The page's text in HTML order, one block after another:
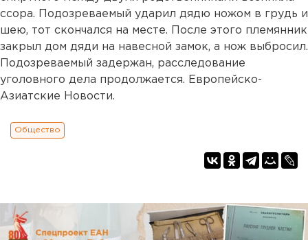
ссора. Подозреваемый ударил дядю ножом в грудь и
шею, тот скончался на месте. После этого племянник
закрыл дом дяди на навесной замок, а нож выбросил.
Подозреваемый задержан, расследование
уголовного дела продолжается. Европейско-
Азиатские Новости.
Общество